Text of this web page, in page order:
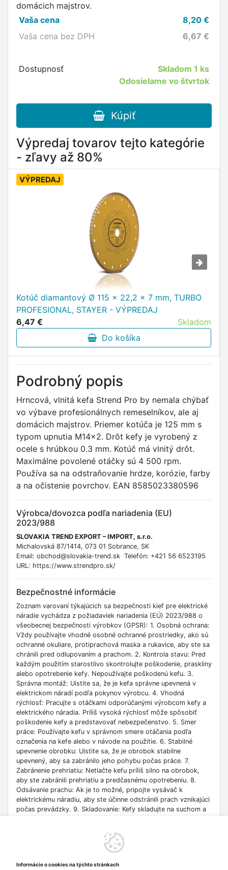
domácich majstrov.
Vaša cena
8,20 €
Vaša cena bez DPH
6,67 €
Dostupnosť Skladom1 ks
Odosielame vo štvrtok
Kúpiť
Výpredaj tovarov tejto kategórie
- zľavy až 80%
VÝPREDAJ
Kotúč diamantový Ø 115 x 22,2 x 7 mm, TURBO
PROFESIONAL, STAYER - VÝPREDAJ
6,47 €
Skladom
Do košíka
Podrobný popis
Hrncová, vlnitá kefa Strend Pro by nemala chýbať
vo výbave profesionálnych remeselníkov, ale aj
domácich majstrov. Priemer kotúča je 125 mm s
typom upnutia M14x2. Drôt kefy je vyrobený z
ocele s hrúbkou 0.3 mm. Kotúč má vlnitý drôt.
Maximálne povolené otáčky sú 4 500 rpm.
Používa sa na odstraňovanie hrdze, korózie, farby
a na očistenie povrchov. EAN 8585023380596
Výrobca/dovozca podľa nariadenia (EU)
2023/988
SLOVAKIA TREND EXPORT – IMPORT, s.r.o.
Michalovská 87/1414, 073 01 Sobrance, SK
Email: obchod@slovakia-trend.sk Telefón: +421 56 6523195
URL: https://www.strendpro.sk/
Bezpečnostné informácie
Zoznam varovaní týkajúcich sa bezpečnosti kief pre elektrické
náradie vychádza z požiadaviek nariadenia (EÚ) 2023/988 o
všeobecnej bezpečnosti výrobkov (GPSR): 1. Osobná ochrana:
Vždy používajte vhodné osobné ochranné prostriedky, ako sú
ochranné okuliare, protiprachová maska a rukavice, aby ste sa
chránili pred odlupovaním a prachom. 2. Kontrola stavu: Pred
každým použitím starostlivo skontrolujte poškodenie, praskliny
alebo opotrebenie kefy. Nepoužívajte poškodenú kefu. 3.
Správna montáž: Uistite sa, že je kefa správne upevnená v
elektrickom náradí podľa pokynov výrobcu. 4. Vhodná
rýchlosť: Pracujte s otáčkami odporúčanými výrobcom kefy a
elektrického náradia. Príliš vysoká rýchlosť môže spôsobiť
poškodenie kefy a predstavovať nebezpečenstvo. 5. Smer
práce: Používajte kefu v správnom smere otáčania podľa
označenia na kefe alebo v návode na použitie. 6. Stabilné
upevnenie obrobku: Uistite sa, že je obrobok stabilne
upevnený, aby sa zabránilo jeho pohybu počas práce. 7.
Zabránenie prehriatiu: Netlačte kefu príliš silno na obrobok,
aby ste zabránili prehriatiu a predčasnému opotrebeniu. 8.
Odsávanie prachu: Ak je to možné, pripojte vysávač k
elektrickému náradiu, aby ste účinne odstránili prach vznikajúci
počas prevádzky. 9. Skladovanie: Kefy skladujte na suchom a
predpismi o ochrane životného prostredia. 11. Ochrana pred
deťmi: Kefy skladujte mimo dosahu detí a neoprávnených
v blízkosti nenachádzajú okolostojace osoby pri práci s
Informácie o cookies na týchto stránkach